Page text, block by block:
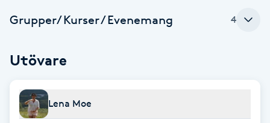
Cryoterapi
Dermapen
Grupper/ Kurser / Evenemang 4
Utövare
Lena Moe